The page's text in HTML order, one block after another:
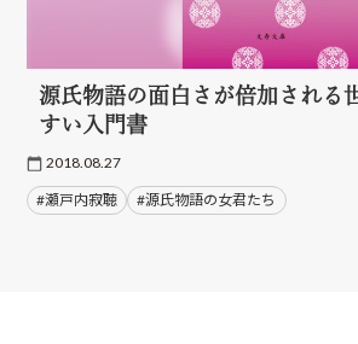
源氏物語の面白さが倍加される
すい入門書
2018.08.27
#瀬戸内寂聴 #源氏物語の女君たち